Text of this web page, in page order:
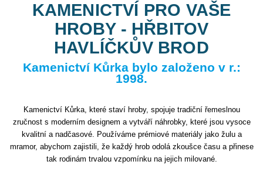
KAMENICTVÍ PRO VAŠE
HROBY - HŘBITOV
HAVLÍČKŮV BROD
Kamenictví Kůrka bylo založeno v r.:
1998.
Kamenictví Kůrka, které staví hroby, spojuje tradiční řemeslnou
zručnost s moderním designem a vytváří náhrobky, které jsou vysoce
kvalitní a nadčasové. Používáme prémiové materiály jako žulu a
mramor, abychom zajistili, že každý hrob odolá zkoušce času a přinese
tak rodinám trvalou vzpomínku na jejich milované.